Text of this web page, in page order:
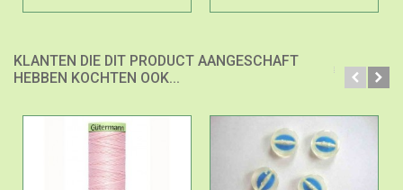
KLANTEN DIE DIT PRODUCT AANGESCHAFT
HEBBEN KOCHTEN OOK...